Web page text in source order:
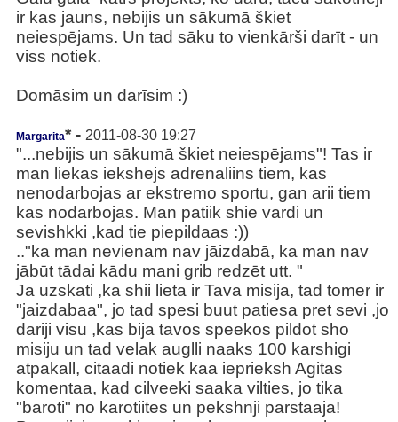
ir kas jauns, nebijis un sākumā škiet
neiespējams. Un tad sāku to vienkārši darīt - un
viss notiek.
Domāsim un darīsim :)
Margarita* - 2011-08-30 19:27
"...nebijis un sākumā škiet neiespējams"! Tas ir
man liekas iekshejs adrenaliins tiem, kas
nenodarbojas ar ekstremo sportu, gan arii tiem
kas nodarbojas. Man patiik shie vardi un
sevishkki ,kad tie piepildaas :))
.."ka man nevienam nav jāizdabā, ka man nav
jābūt tādai kādu mani grib redzēt utt. "
Ja uzskati ,ka shii lieta ir Tava misija, tad tomer ir
"jaizdabaa", jo tad spesi buut patiesa pret sevi ,jo
dariji visu ,kas bija tavos speekos pildot sho
misiju un tad velak auglli naaks 100 karshigi
atpakall, citaadi notiek kaa ieprieksh Agitas
komentaa, kad cilveeki saaka vilties, jo tika
"baroti" no karotiites un pekshnji parstaaja!